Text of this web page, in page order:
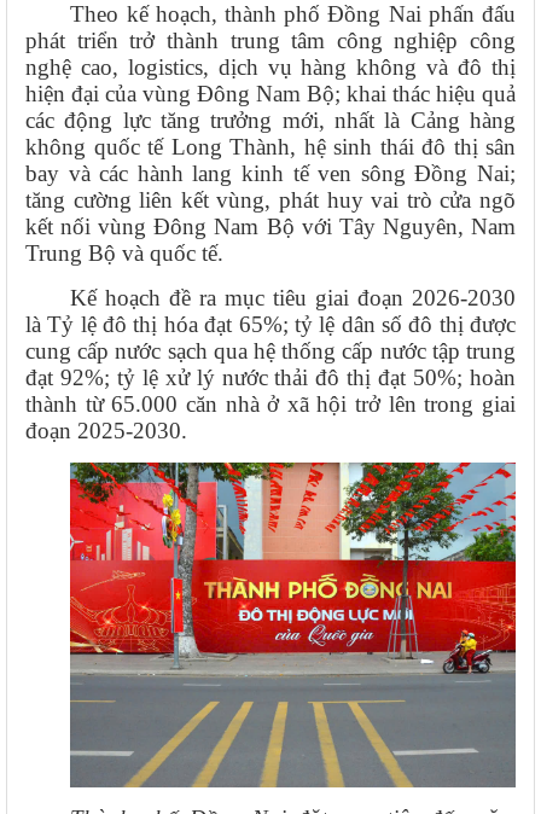
Theo kế hoạch, thành phố Đồng Nai phấn đấu
phát triển trở thành trung tâm công nghiệp công
nghệ cao, logistics, dịch vụ hàng không và đô thị
hiện đại của vùng Đông Nam Bộ; khai thác hiệu quả
các động lực tăng trưởng mới, nhất là Cảng hàng
không quốc tế Long Thành, hệ sinh thái đô thị sân
bay và các hành lang kinh tế ven sông Đồng Nai;
tăng cường liên kết vùng, phát huy vai trò cửa ngõ
kết nối vùng Đông Nam Bộ với Tây Nguyên, Nam
Trung Bộ và quốc tế.
Kế hoạch đề ra mục tiêu giai đoạn 2026-2030
là Tỷ lệ đô thị hóa đạt 65%; tỷ lệ dân số đô thị được
cung cấp nước sạch qua hệ thống cấp nước tập trung
đạt 92%; tỷ lệ xử lý nước thải đô thị đạt 50%; hoàn
thành từ 65.000 căn nhà ở xã hội trở lên trong giai
đoạn 2025-2030.